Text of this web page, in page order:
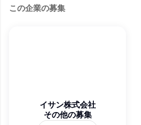
この企業の募集
イサン株式会社
その他の募集